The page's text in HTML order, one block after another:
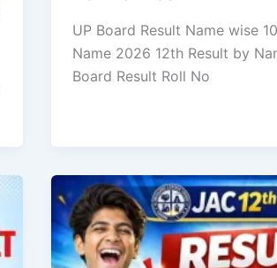
UP Board Result Name wise
Name 2026 12th Result by
Board Result Roll No